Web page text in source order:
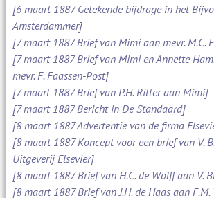
[6 maart 1887 Getekende bijdrage in het
Amsterdammer]
[7 maart 1887 Brief van Mimi aan mevr. M.C.
[7 maart 1887 Brief van Mimi en Annette
mevr. F. Faassen-Post]
[7 maart 1887 Brief van P.H. Ritter aan Mimi]
[7 maart 1887 Bericht in De Standaard]
[8 maart 1887 Advertentie van de firma
[8 maart 1887 Koncept voor een brief van V.
Uitgeverij Elsevier]
[8 maart 1887 Brief van H.C. de Wolff aan V.
[8 maart 1887 Brief van J.H. de Haas aan